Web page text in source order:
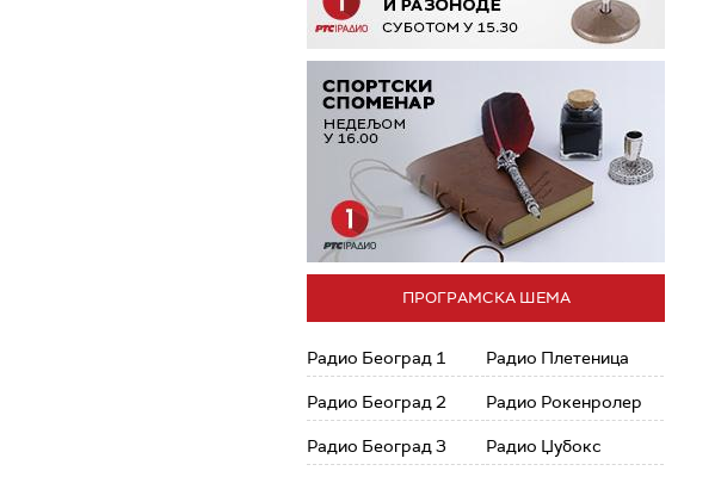
ПРОГРАМСКА ШЕМА
Радио Београд 1
Радио Београд 2
Радио Београд 3
Радио Плетеница
Радио Рокенролер
Радио Џубокс